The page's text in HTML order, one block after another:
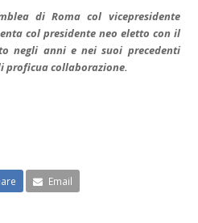
di Roma col vicepresidente
col presidente neo eletto con il
negli anni e nei suoi precedenti
proficua collaborazione.
Email